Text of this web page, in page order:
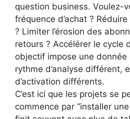
question business. Voulez-
fréquence d’achat ?
? Limiter l’érosion des
retours ? Accélérer le cycle
objectif impose une
rythme d’analyse différent,
d’activation différents.
C’est ici que les projets se
commence par “installer